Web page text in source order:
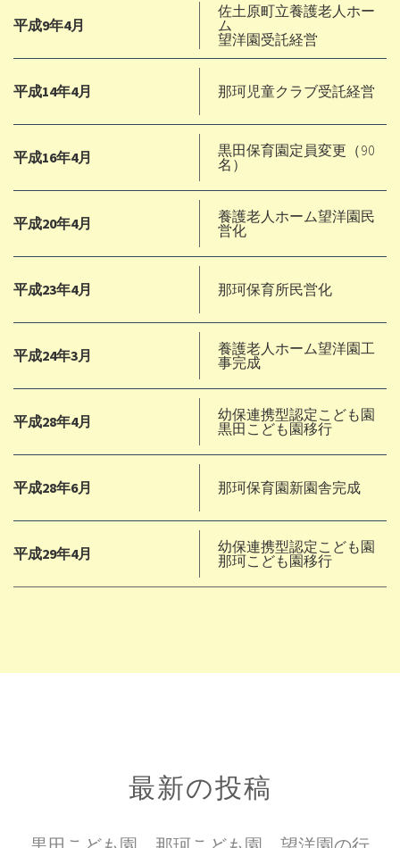
平成9年4月
佐土原町立養護老人ホー
ム
望洋園受託経営
平成14年4月 那珂児童クラブ受託経営
平成16年4月
黒田保育園定員変更（90
名）
平成20年4月
養護老人ホーム望洋園民
営化
平成23年4月 那珂保育所民営化
平成24年3月
養護老人ホーム望洋園工
事完成
平成28年4月
幼保連携型認定こども園
黒田こども園移行
平成28年6月 那珂保育園新園舎完成
平成29年4月
幼保連携型認定こども園
那珂こども園移行
最新の投稿